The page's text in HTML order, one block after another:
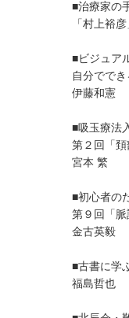
■治療家の
「村上裕彦
■ビジュア
自分でで
伊藤和憲
■吸玉療法
第２回「頚
宮本 繁
■初心者の
第９回「脈
金古英毅
■古書に学
福島哲也